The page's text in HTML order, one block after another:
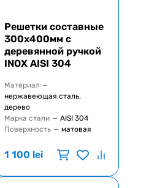
Решетки составные
300х400мм с
деревянной ручкой
INOX AISI 304
Материал —
нержавеющая сталь,
дерево
Марка стали — AISI 304
Поверхность — матовая
1 100 lei